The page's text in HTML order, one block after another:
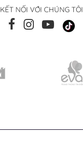
KẾT NỐI VỚI CHÚNG TÔI